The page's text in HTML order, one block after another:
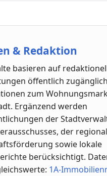
& Redaktion
basieren auf
öffentlich
zum
Ergänzend werden
der
der
sowie lokale
berücksichtigt.
1A-